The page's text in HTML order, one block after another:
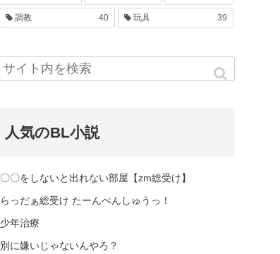
調教 40 玩具 39
人気のBL小説
〇〇をしないと出れない部屋【zm総受け】
らっだぁ総受け たーんぺんしゅうっ！
少年治療
別に嫌いじゃないんやろ？